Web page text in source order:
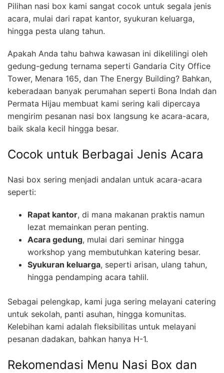
Pilihan nasi box kami sangat cocok untuk segala jenis
acara, mulai dari rapat kantor, syukuran keluarga,
hingga pesta ulang tahun.
Apakah Anda tahu bahwa kawasan ini dikelilingi oleh
gedung-gedung ternama seperti Gandaria City Office
Tower, Menara 165, dan The Energy Building? Bahkan,
keberadaan banyak perumahan seperti Bona Indah dan
Permata Hijau membuat kami sering kali dipercaya
mengirim pesanan nasi box langsung ke acara-acara,
baik skala kecil hingga besar.
Cocok untuk Berbagai Jenis Acara
Nasi box sering menjadi andalan untuk acara-acara
seperti:
Rapat kantor, di mana makanan praktis namun
lezat memainkan peran penting.
Acara gedung, mulai dari seminar hingga
workshop yang membutuhkan katering besar.
Syukuran keluarga, seperti arisan, ulang tahun,
hingga pendamping acara tahlil.
Sebagai pelengkap, kami juga sering melayani catering
untuk sekolah, panti asuhan, hingga komunitas.
Kelebihan kami adalah fleksibilitas untuk melayani
pesanan dadakan, bahkan hanya H-1.
Rekomendasi Menu Nasi Box dan